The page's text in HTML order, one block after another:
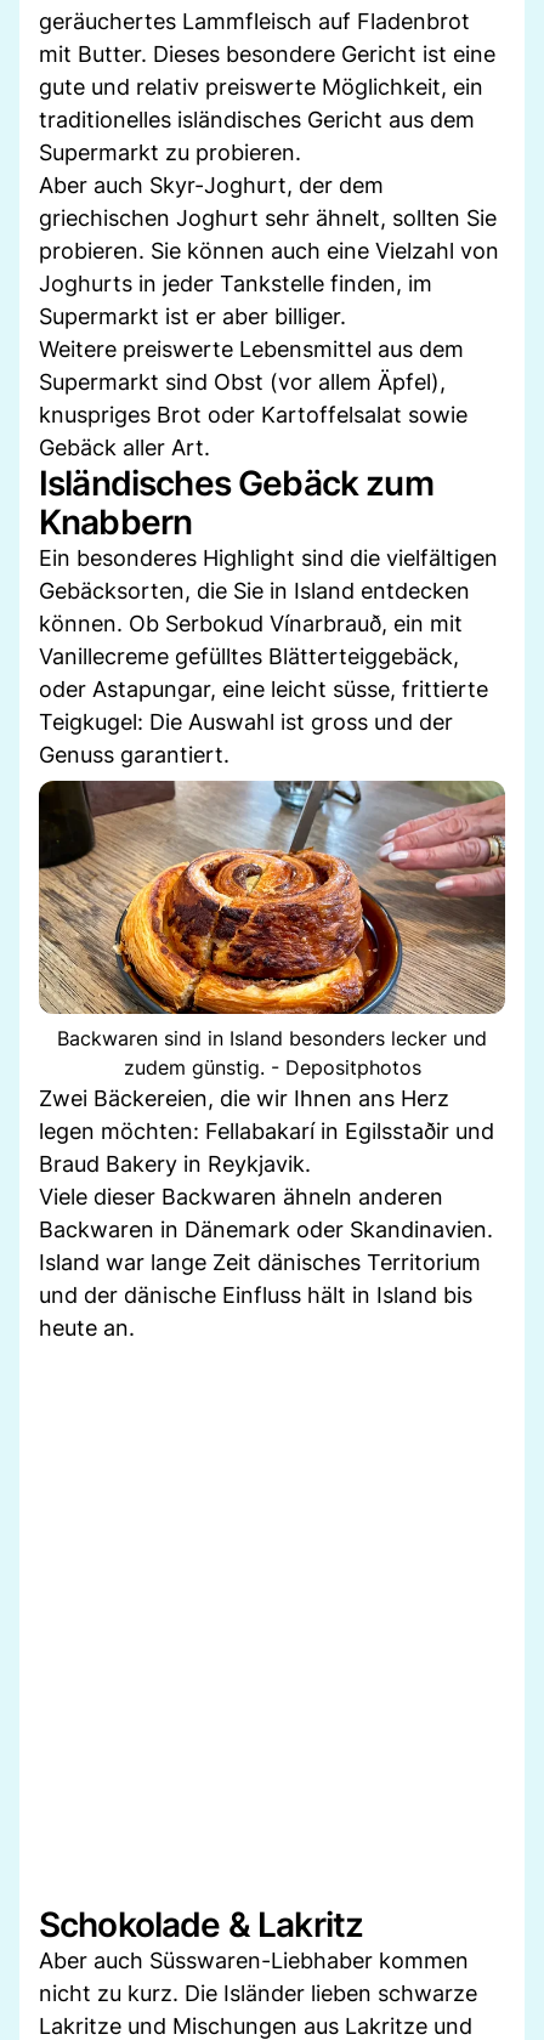
geräuchertes Lammfleisch auf Fladenbrot
mit Butter. Dieses besondere Gericht ist eine
gute und relativ preiswerte Möglichkeit, ein
traditionelles isländisches Gericht aus dem
Supermarkt zu probieren.
Aber auch Skyr-Joghurt, der dem
griechischen Joghurt sehr ähnelt, sollten Sie
probieren. Sie können auch eine Vielzahl von
Joghurts in jeder Tankstelle finden, im
Supermarkt ist er aber billiger.
Weitere preiswerte Lebensmittel aus dem
Supermarkt sind Obst (vor allem Äpfel),
knuspriges Brot oder Kartoffelsalat sowie
Gebäck aller Art.
Isländisches Gebäck zum
Knabbern
Ein besonderes Highlight sind die vielfältigen
Gebäcksorten, die Sie in Island entdecken
können. Ob Serbokud Vínarbrauð, ein mit
Vanillecreme gefülltes Blätterteiggebäck,
oder Astapungar, eine leicht süsse, frittierte
Teigkugel: Die Auswahl ist gross und der
Genuss garantiert.
Backwaren sind in Island besonders lecker und
zudem günstig. - Depositphotos
Zwei Bäckereien, die wir Ihnen ans Herz
legen möchten: Fellabakarí in Egilsstaðir und
Braud Bakery in Reykjavik.
Viele dieser Backwaren ähneln anderen
Backwaren in Dänemark oder Skandinavien.
Island war lange Zeit dänisches Territorium
und der dänische Einfluss hält in Island bis
heute an.
Schokolade & Lakritz
Aber auch Süsswaren-Liebhaber kommen
nicht zu kurz. Die Isländer lieben schwarze
Lakritze und Mischungen aus Lakritze und